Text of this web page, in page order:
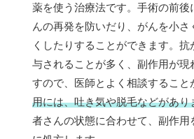
薬を使う治療法です。手術の前後
んの再発を防いだり、がんを小さ
くしたりすることができます。
与されることが多く、副作用が現
すので、医師とよく相談すること
用には、吐き気や脱毛などがあり
者さんの状態に合わせて、副作用